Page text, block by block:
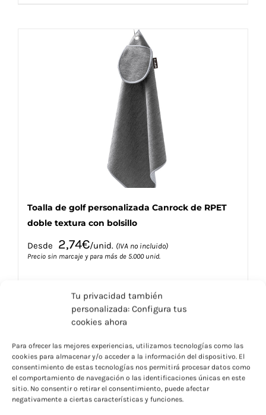
Tu privacidad también
personalizada: Configura tus
cookies ahora
Para ofrecer las mejores experiencias, utilizamos tecnologías como las
cookies para almacenar y/o acceder a la información del dispositivo. El
consentimiento de estas tecnologías nos permitirá procesar datos como
el comportamiento de navegación o las identificaciones únicas en este
sitio. No consentir o retirar el consentimiento, puede afectar
negativamente a ciertas características y funciones.
múltiples
variantes.
opciones
pueden
elegir
página
de
producto
Toalla de golf personalizada Canrock de RPET
doble textura con bolsillo
Desde 2,74€/unid. (IVA no incluido)
Precio sin marcaje y para más de 5.000 unid.
producto
tiene
múltiples
variantes.
Las